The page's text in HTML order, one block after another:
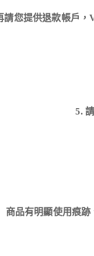
請您提供退款帳戶
5.
商品有明顯使用痕跡